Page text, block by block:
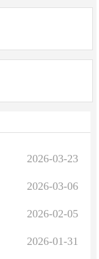
2026-03-23
2026-03-06
2026-02-05
2026-01-31